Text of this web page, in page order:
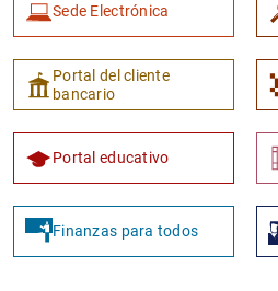
Sede Electrónica
Portal del cliente
bancario
Portal educativo
Finanzas para todos